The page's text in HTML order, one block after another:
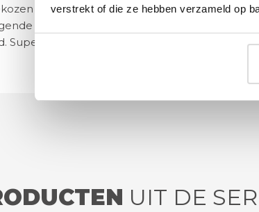
verstrekt of die ze hebben verzameld op
en
dag werd
Super netjes en
leveren verliep vlot en
mooi en schept veel sfeer,
UIT DE